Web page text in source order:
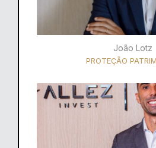
João Lotz
PROTEÇÃO